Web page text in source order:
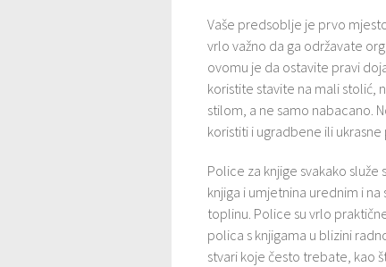
Vaše predsoblje je prvo
vrlo važno da ga održavate
ovomu je da ostavite pravi
koristite stavite na mali stolić,
stilom, a ne samo nabacano.
koristiti i ugradbene ili
Police za knjige svakako
knjiga i umjetnina urednim i
toplinu. Police su vrlo
polica s knjigama u blizini
stvari koje često trebate, kao